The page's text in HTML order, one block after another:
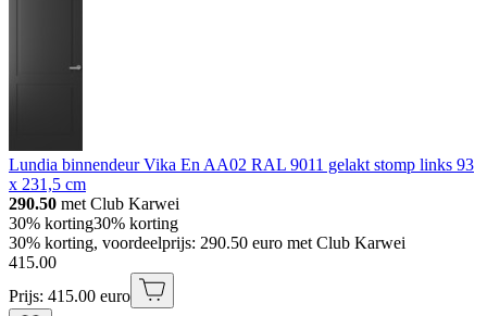
Lundia binnendeur Vika En AA02 RAL 9011 gelakt stomp links 93
x 231,5 cm
290.50 met Club Karwei
30% korting30% korting
30% korting, voordeelprijs: 290.50 euro met Club Karwei
415.00
Prijs: 415.00 euro